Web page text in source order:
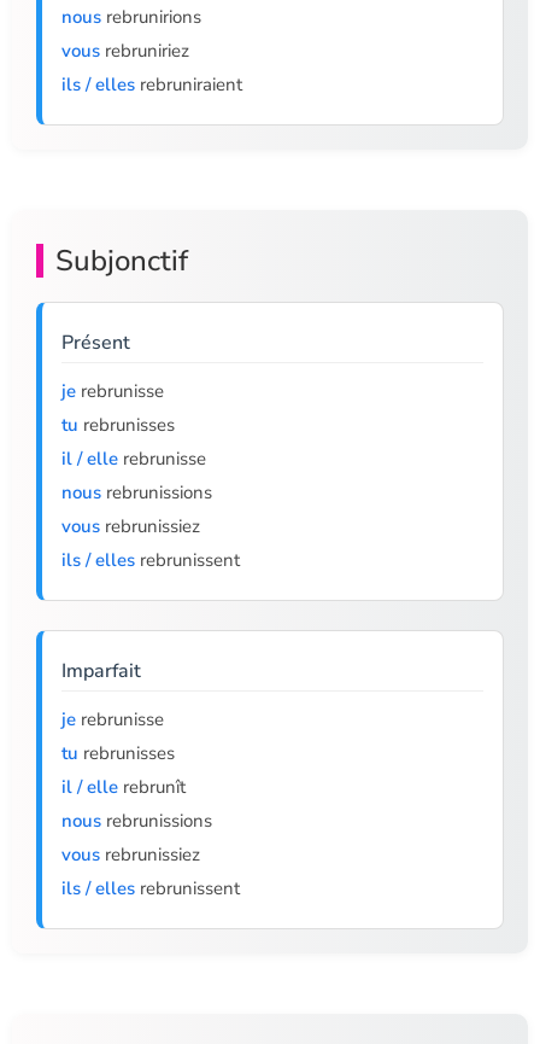
nous rebrunirions
vous rebruniriez
ils / elles rebruniraient
Subjonctif
Présent
je rebrunisse
tu rebrunisses
il / elle rebrunisse
nous rebrunissions
vous rebrunissiez
ils / elles rebrunissent
Imparfait
je rebrunisse
tu rebrunisses
il / elle rebrunît
nous rebrunissions
vous rebrunissiez
ils / elles rebrunissent